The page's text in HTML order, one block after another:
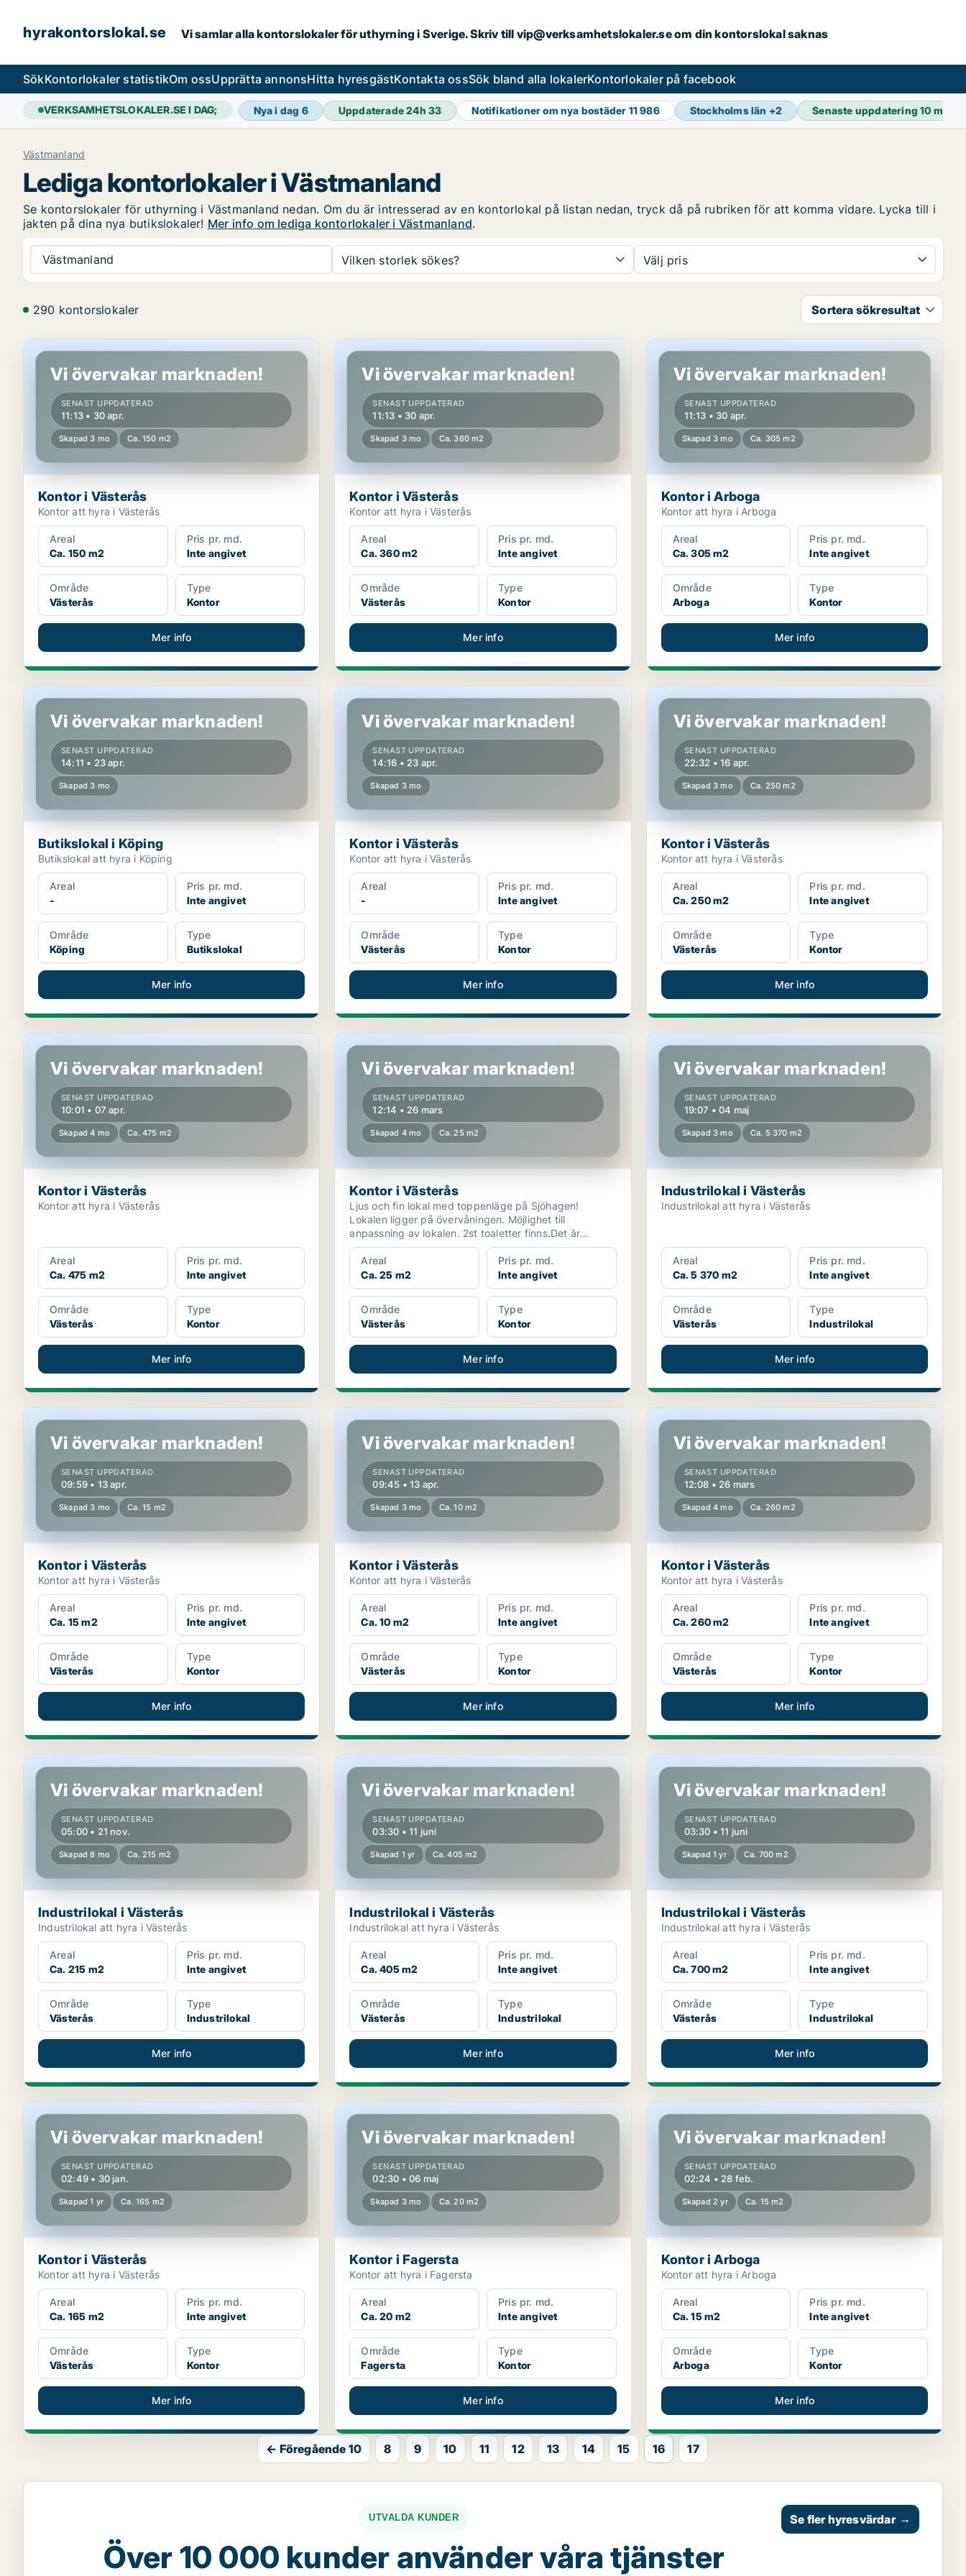
hyrakontorslokal.se Vi samlar alla kontorslokaler för uthyrning i Sverige. Skriv till vip@verksamhetslokaler.se om din kontorslokal saknas
SökKontorlokaler statistikOm ossUpprätta annonsHitta hyresgästKontakta ossSök bland alla lokalerKontorlokaler på facebook
VERKSAMHETSLOKALER.SE I DAG; Nya i dag 6 Uppdaterade 24h33 Notifikationer om nya bostäder 11 986 Stockholms län +2 Senaste uppdatering10 min
Västmanland
Lediga kontorlokaler i Västmanland
Se kontorslokaler för uthyrning i Västmanland nedan. Om du är intresserad av en kontorlokal på listan nedan, tryck då på rubriken för att komma vidare. Lycka till i
jakten på dina nya butikslokaler! Mer info om lediga kontorlokaler i Västmanland.
Västmanland Vilken storlek sökes? Välj pris
290 kontorslokaler Sortera sökresultat
Kontor i Västerås
Vi övervakar marknaden!
SENAST UPPDATERAD
11:13 • 30 apr.
Skapad 3 mo Ca. 150 m2
Kontor i Västerås
Kontor att hyra i Västerås
Areal
Ca. 150 m2
Pris pr. md.
Inte angivet
Område
Västerås
Type
Kontor
Mer info
Kontor i Västerås
Vi övervakar marknaden!
SENAST UPPDATERAD
11:13 • 30 apr.
Skapad 3 mo Ca. 360 m2
Kontor i Västerås
Kontor att hyra i Västerås
Areal
Ca. 360 m2
Pris pr. md.
Inte angivet
Område
Västerås
Type
Kontor
Mer info
Kontor i Arboga
Vi övervakar marknaden!
SENAST UPPDATERAD
11:13 • 30 apr.
Skapad 3 mo Ca. 305 m2
Kontor i Arboga
Kontor att hyra i Arboga
Areal
Ca. 305 m2
Pris pr. md.
Inte angivet
Område
Arboga
Type
Kontor
Mer info
Butikslokal i Köping
Vi övervakar marknaden!
SENAST UPPDATERAD
14:11 • 23 apr.
Skapad 3 mo
Butikslokal i Köping
Butikslokal att hyra i Köping
Areal
-
Pris pr. md.
Inte angivet
Område
Köping
Type
Butikslokal
Mer info
Kontor i Västerås
Vi övervakar marknaden!
SENAST UPPDATERAD
14:16 • 23 apr.
Skapad 3 mo
Kontor i Västerås
Kontor att hyra i Västerås
Areal
-
Pris pr. md.
Inte angivet
Område
Västerås
Type
Kontor
Mer info
Kontor i Västerås
Vi övervakar marknaden!
SENAST UPPDATERAD
22:32 • 16 apr.
Skapad 3 mo Ca. 250 m2
Kontor i Västerås
Kontor att hyra i Västerås
Areal
Ca. 250 m2
Pris pr. md.
Inte angivet
Område
Västerås
Type
Kontor
Mer info
Kontor i Västerås
Vi övervakar marknaden!
SENAST UPPDATERAD
10:01 • 07 apr.
Skapad 4 mo Ca. 475 m2
Kontor i Västerås
Kontor att hyra i Västerås
Areal
Ca. 475 m2
Pris pr. md.
Inte angivet
Område
Västerås
Type
Kontor
Mer info
Kontor i Västerås
Vi övervakar marknaden!
SENAST UPPDATERAD
12:14 • 26 mars
Skapad 4 mo Ca. 25 m2
Kontor i Västerås
Ljus och fin lokal med toppenläge på Sjöhagen!
Lokalen ligger på övervåningen. Möjlighet till
anpassning av lokalen. 2st toaletter finns.Det är
väldigt l...
Areal
Ca. 25 m2
Pris pr. md.
Inte angivet
Område
Västerås
Type
Kontor
Mer info
Industrilokal i Västerås
Vi övervakar marknaden!
SENAST UPPDATERAD
19:07 • 04 maj
Skapad 3 mo Ca. 5 370 m2
Industrilokal i Västerås
Industrilokal att hyra i Västerås
Areal
Ca. 5 370 m2
Pris pr. md.
Inte angivet
Område
Västerås
Type
Industrilokal
Mer info
Kontor i Västerås
Vi övervakar marknaden!
SENAST UPPDATERAD
09:59 • 13 apr.
Skapad 3 mo Ca. 15 m2
Kontor i Västerås
Kontor att hyra i Västerås
Areal
Ca. 15 m2
Pris pr. md.
Inte angivet
Område
Västerås
Type
Kontor
Mer info
Kontor i Västerås
Vi övervakar marknaden!
SENAST UPPDATERAD
09:45 • 13 apr.
Skapad 3 mo Ca. 10 m2
Kontor i Västerås
Kontor att hyra i Västerås
Areal
Ca. 10 m2
Pris pr. md.
Inte angivet
Område
Västerås
Type
Kontor
Mer info
Kontor i Västerås
Vi övervakar marknaden!
SENAST UPPDATERAD
12:08 • 26 mars
Skapad 4 mo Ca. 260 m2
Kontor i Västerås
Kontor att hyra i Västerås
Areal
Ca. 260 m2
Pris pr. md.
Inte angivet
Område
Västerås
Type
Kontor
Mer info
Industrilokal i Västerås
Vi övervakar marknaden!
SENAST UPPDATERAD
05:00 • 21 nov.
Skapad 8 mo Ca. 215 m2
Industrilokal i Västerås
Industrilokal att hyra i Västerås
Areal
Ca. 215 m2
Pris pr. md.
Inte angivet
Område
Västerås
Type
Industrilokal
Mer info
Industrilokal i Västerås
Vi övervakar marknaden!
SENAST UPPDATERAD
03:30 • 11 juni
Skapad 1 yr Ca. 405 m2
Industrilokal i Västerås
Industrilokal att hyra i Västerås
Areal
Ca. 405 m2
Pris pr. md.
Inte angivet
Område
Västerås
Type
Industrilokal
Mer info
Industrilokal i Västerås
Vi övervakar marknaden!
SENAST UPPDATERAD
03:30 • 11 juni
Skapad 1 yr Ca. 700 m2
Industrilokal i Västerås
Industrilokal att hyra i Västerås
Areal
Ca. 700 m2
Pris pr. md.
Inte angivet
Område
Västerås
Type
Industrilokal
Mer info
Kontor i Västerås
Vi övervakar marknaden!
SENAST UPPDATERAD
02:49 • 30 jan.
Skapad 1 yr Ca. 165 m2
Kontor i Västerås
Kontor att hyra i Västerås
Areal
Ca. 165 m2
Pris pr. md.
Inte angivet
Område
Västerås
Type
Kontor
Mer info
Kontor i Fagersta
Vi övervakar marknaden!
SENAST UPPDATERAD
02:30 • 06 maj
Skapad 3 mo Ca. 20 m2
Kontor i Fagersta
Kontor att hyra i Fagersta
Areal
Ca. 20 m2
Pris pr. md.
Inte angivet
Område
Fagersta
Type
Kontor
Mer info
Kontor i Arboga
Vi övervakar marknaden!
SENAST UPPDATERAD
02:24 • 28 feb.
Skapad 2 yr Ca. 15 m2
Kontor i Arboga
Kontor att hyra i Arboga
Areal
Ca. 15 m2
Pris pr. md.
Inte angivet
Område
Arboga
Type
Kontor
Mer info
← Föregående 10 8 9 10 11 12 13 14 15 16 17
UTVALDA KUNDER
Över 10 000 kunder använder våra tjänster
Se fler hyresvärdar →